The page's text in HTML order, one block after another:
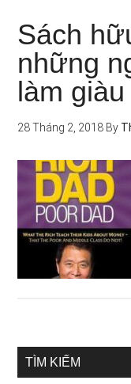
Sách
những
làm giàu
28 Tháng 2, 2018 By
TÌM KIẾM